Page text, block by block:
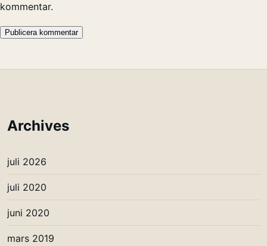
kommentar.
Archives
juli 2026
juli 2020
juni 2020
mars 2019